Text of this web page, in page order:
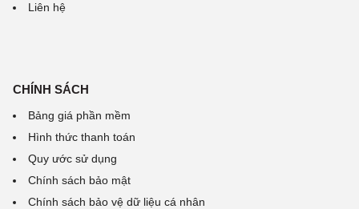
Liên hệ
CHÍNH SÁCH
Bảng giá phần mềm
Hình thức thanh toán
Quy ước sử dụng
Chính sách bảo mật
Chính sách bảo vệ dữ liệu cá nhân